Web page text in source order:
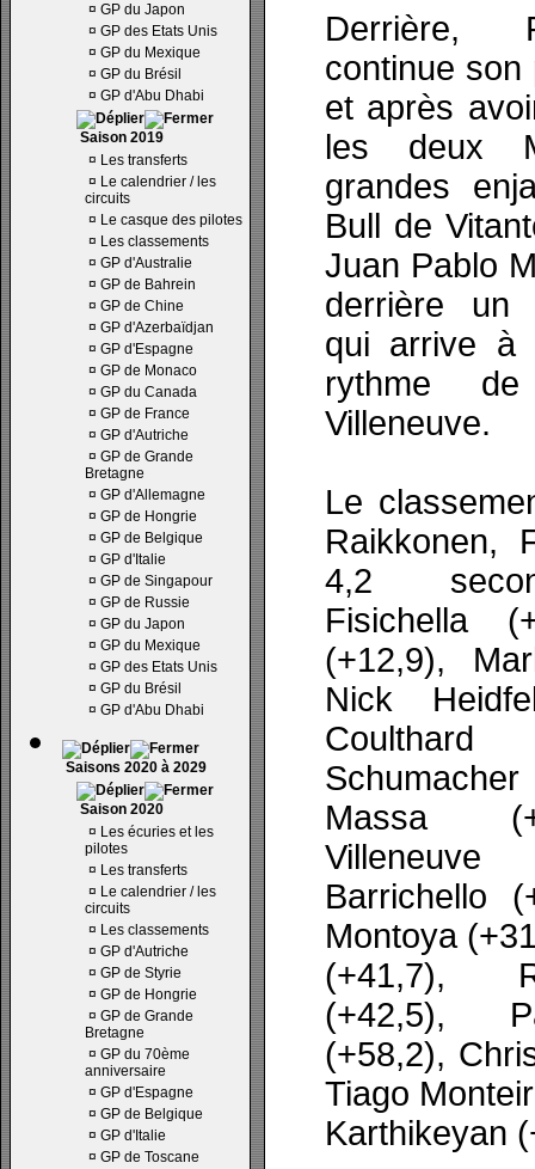
¤ GP du Japon
¤ GP des Etats Unis
¤ GP du Mexique
¤ GP du Brésil
¤ GP d'Abu Dhabi
Saison 2019
¤ Les transferts
¤ Le calendrier / les
circuits
¤ Le casque des pilotes
¤ Les classements
¤ GP d'Australie
¤ GP de Bahrein
¤ GP de Chine
¤ GP d'Azerbaïdjan
¤ GP d'Espagne
¤ GP de Monaco
¤ GP du Canada
¤ GP de France
¤ GP d'Autriche
¤ GP de Grande
Bretagne
¤ GP d'Allemagne
¤ GP de Hongrie
¤ GP de Belgique
¤ GP d'Italie
¤ GP de Singapour
¤ GP de Russie
¤ GP du Japon
¤ GP du Mexique
¤ GP des Etats Unis
¤ GP du Brésil
¤ GP d'Abu Dhabi
Saisons 2020 à 2029
Saison 2020
¤ Les écuries et les
pilotes
¤ Les transferts
¤ Le calendrier / les
circuits
¤ Les classements
¤ GP d'Autriche
¤ GP de Styrie
¤ GP de Hongrie
¤ GP de Grande
Bretagne
¤ GP du 70ème
anniversaire
¤ GP d'Espagne
¤ GP de Belgique
¤ GP d'Italie
¤ GP de Toscane
Derrière,
continue son
et après
les deux
grandes
Bull de
Juan Pablo
derrière un
qui arrive à
rythme
Villeneuve.
Le
Raikkonen,
4,2
Fisichella
(+12,9),
Nick
Coulthard
Massa
Villeneuve
Barrichello
Montoya
(+41,7),
(+42,5),
(+58,2),
Tiago
Karthikeyan